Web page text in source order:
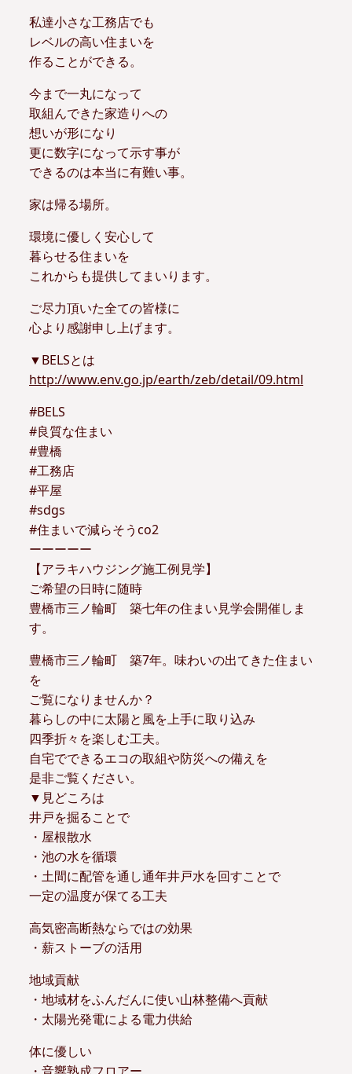
私達小さな工務店でも
レベルの高い住まいを
作ることができる。
今まで一丸になって
取組んできた家造りへの
想いが形になり
更に数字になって示す事が
できるのは本当に有難い事。
家は帰る場所。
環境に優しく安心して
暮らせる住まいを
これからも提供してまいります。
ご尽力頂いた全ての皆様に
心より感謝申し上げます。
▼BELSとは
http://www.env.go.jp/earth/zeb/detail/09.html
#BELS
#良質な住まい
#豊橋
#工務店
#平屋
#sdgs
#住まいで減らそうco2
ーーーーー
【アラキハウジング施工例見学】
ご希望の日時に随時
豊橋市三ノ輪町 築七年の住まい見学会開催しま
す。
豊橋市三ノ輪町 築7年。味わいの出てきた住まい
を
ご覧になりませんか？
暮らしの中に太陽と風を上手に取り込み
四季折々を楽しむ工夫。
自宅でできるエコの取組や防災への備えを
是非ご覧ください。
▼見どころは
井戸を掘ることで
・屋根散水
・池の水を循環
・土間に配管を通し通年井戸水を回すことで
一定の温度が保てる工夫
高気密高断熱ならではの効果
・薪ストーブの活用
地域貢献
・地域材をふんだんに使い山林整備へ貢献
・太陽光発電による電力供給
体に優しい